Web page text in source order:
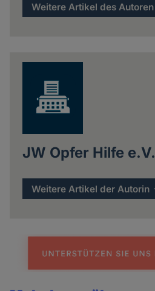
Weitere Artikel des Autoren
JW Opfer Hilfe e.V.
Weitere Artikel der Autorin